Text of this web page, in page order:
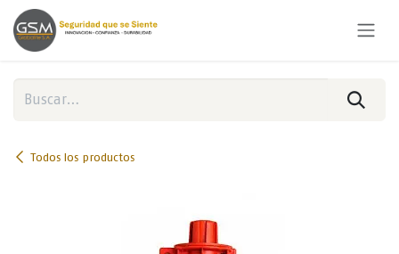
Ir al contenido
Todos los productos